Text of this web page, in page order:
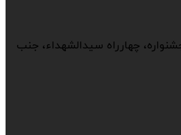
چهارراه سیدالشهداء، جنب